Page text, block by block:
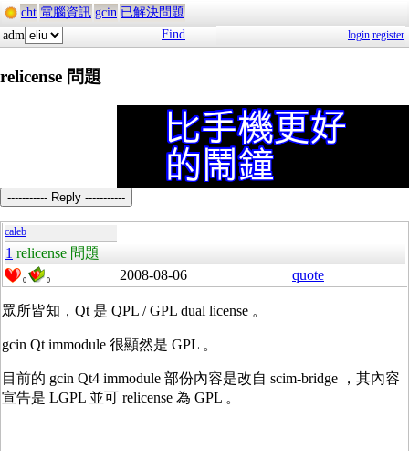
cht 電腦資訊 gcin 已解決問題
adm
Find login register
relicense 問題
----------- Reply -----------
caleb
1 relicense 問題
0 0 2008-08-06 quote
眾所皆知，Qt 是 QPL / GPL dual license 。
gcin Qt immodule 很顯然是 GPL 。
目前的 gcin Qt4 immodule 部份內容是改自 scim-bridge ，其內容
宣告是 LGPL 並可 relicense 為 GPL 。